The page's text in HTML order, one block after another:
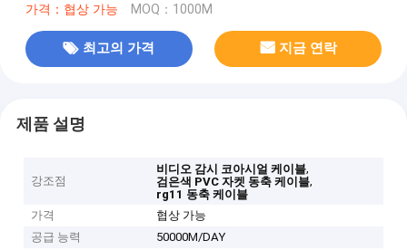
가격：협상 가능 MOQ：1000M
최고의 가격 지금 연락
제품 설명
강조점
비디오 감시 코아시얼 케이블,
검은색 PVC 자켓 동축 케이블,
rg11 동축 케이블
가격
협상 가능
공급 능력
50000M/DAY